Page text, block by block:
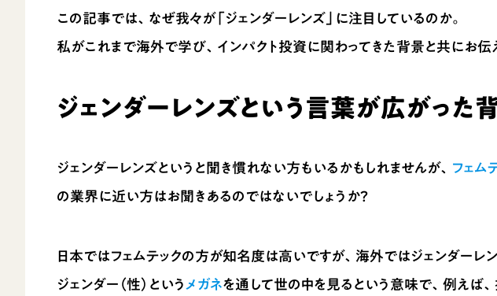
この記事では、なぜ我々が「ジェンダーレンズ」に注目しているのか。
私がこれまで海外で学び、インパクト投資に関わってきた背景と共にお伝
ジェンダーレンズという言葉が広がった
ジェンダーレンズというと聞き慣れない方もいるかもしれませんが、 フェム
の業界に近い方はお聞きあるのではないでしょうか？
日本ではフェムテックの方が知名度は高いですが、海外ではジェンダーレ
ジェンダー（性）という メガネを通して世の中を見るという意味で、例えば